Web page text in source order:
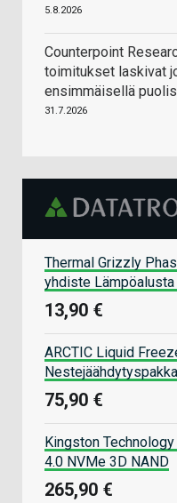
5.8.2026
Counterpoint
toimitukset laskivat
ensimmäisellä
31.7.2026
Thermal Grizzly
yhdiste Lämpöalusta
13,90 €
ARCTIC Liquid
75,90 €
Kingston
4.0 NVMe 3D NAND
265,90 €